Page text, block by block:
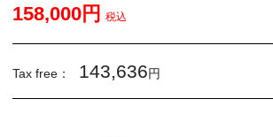
158,000円 税込
Tax free： 143,636円